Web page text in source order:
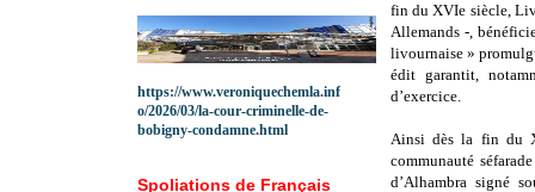
fin du XVIe siècle,
Allemands -,
livournaise »
édit garantit,
d’exercice.
Ainsi dès la fin du
communauté
d’Alhambra signé
https://www.veroniquechemla.inf
o/2026/03/la-cour-criminelle-de-
bobigny-condamne.html
Spoliations de Français